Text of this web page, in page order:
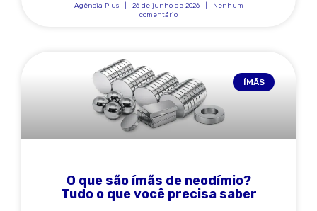
Agência Plus 26 de junho de 2026
Nenhum
comentário
ÍMÃS
O que são ímãs de neodímio?
Tudo o que você precisa saber